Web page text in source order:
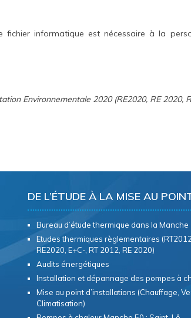
fichier informatique est nécessaire à la
Environnementale 2020 (RE2020, RE 2020,
DE L’ÉTUDE À LA MISE AU
Bureau d’étude thermique dans la Manche
Etudes thermiques règlementaires (RT2012,
RE2020, E+C-, RT 2012, RE 2020)
Audits énergétiques
Installation et dépannage des pompes à
Mise au point d’installations (Chauffage,
Climatisation)